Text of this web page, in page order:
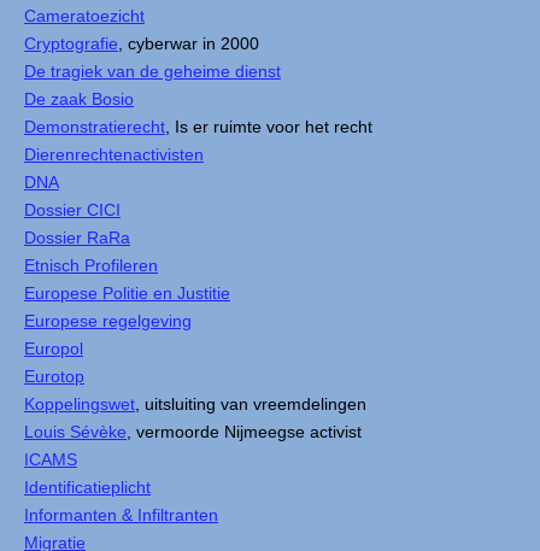
Cameratoezicht
Cryptografie , cyberwar in 2000
De tragiek van de geheime dienst
De zaak Bosio
Demonstratierecht , Is er ruimte voor het recht
Dierenrechtenactivisten
DNA
Dossier CICI
Dossier RaRa
Etnisch Profileren
Europese Politie en Justitie
Europese regelgeving
Europol
Eurotop
Koppelingswet , uitsluiting van vreemdelingen
Louis Sévèke , vermoorde Nijmeegse activist
ICAMS
Identificatieplicht
Informanten & Infiltranten
Migratie